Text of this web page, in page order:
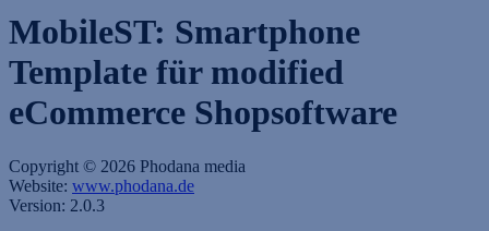
MobileST: Smartphone
Template für modified
eCommerce Shopsoftware
Copyright © 2026 Phodana media
Website: www.phodana.de
Version: 2.0.3